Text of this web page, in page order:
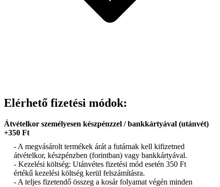
Elérhető fizetési módok:
Átvételkor személyesen készpénzzel / bankkártyával (utánvét)
+350 Ft
- A megvásárolt termékek árát a futárnak kell kifizetned
átvételkor, készpénzben (forintban) vagy bankkártyával.
- Kezelési költség: Utánvétes fizetési mód esetén 350 Ft
értékű kezelési költség kerül felszámításra.
- A teljes fizetendő összeg a kosár folyamat végén minden